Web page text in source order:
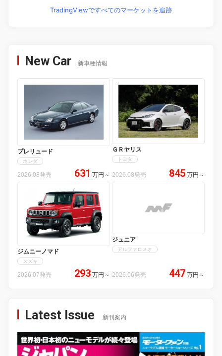
TradingViewですべてのマーケットを追跡
New Car 新車種情報
プレリュード
ホンダ
2026.08発売 631 万円 ～
ＧＲヤリス
トヨタ
2026.08発売 845 万円 ～
ジムニーノマド
スズキ
2026.07発売 293 万円 ～
ジュニア
アルファロメオ
2026.06発売 447 万円 ～
Latest Issue 新刊案内